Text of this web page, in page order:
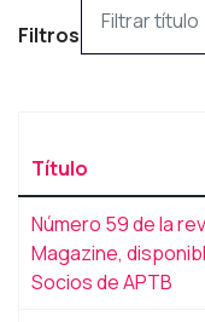
Filtros
Título
Número 59 de la
Magazine,
Socios de APTB